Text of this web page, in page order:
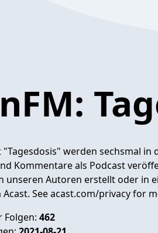
werden sechsmal
Kommentare als Podcast
unseren Autoren erstellt oder in
Seeacast.com/privacyfor
Folgen: 462